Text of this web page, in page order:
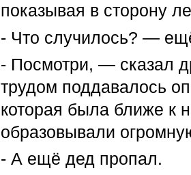
показывая в сторону
- Что случилось? —
- Посмотри, — сказал
трудом поддавалось
которая была ближе к
образовывали
- А ещё дед пропал.